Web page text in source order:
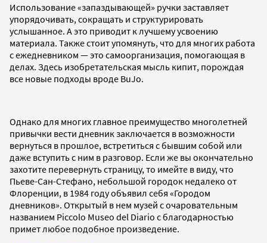
Использование «запаздывающей» ручки заставляет
упорядочивать, сокращать и структурировать
услышанное. А это приводит к лучшему усвоению
материала. Также стоит упомянуть, что для многих работа
с ежедневником — это самоорганизация, помогающая в
делах. Здесь изобретательская мысль кипит, порождая
все новые подходы вроде BuJo.
Однако для многих главное преимущество многолетней
привычки вести дневник заключается в возможности
вернуться в прошлое, встретиться с бывшим собой или
даже вступить с ним в разговор. Если же вы окончательно
захотите перевернуть страницу, то имейте в виду, что
Пьеве-Сан-Стефано, небольшой городок недалеко от
Флоренции, в 1984 году объявил себя «Городом
дневников». Открытый в нем музей с очаровательным
названием Piccolo Museo del Diario с благодарностью
примет любое подобное произведение.